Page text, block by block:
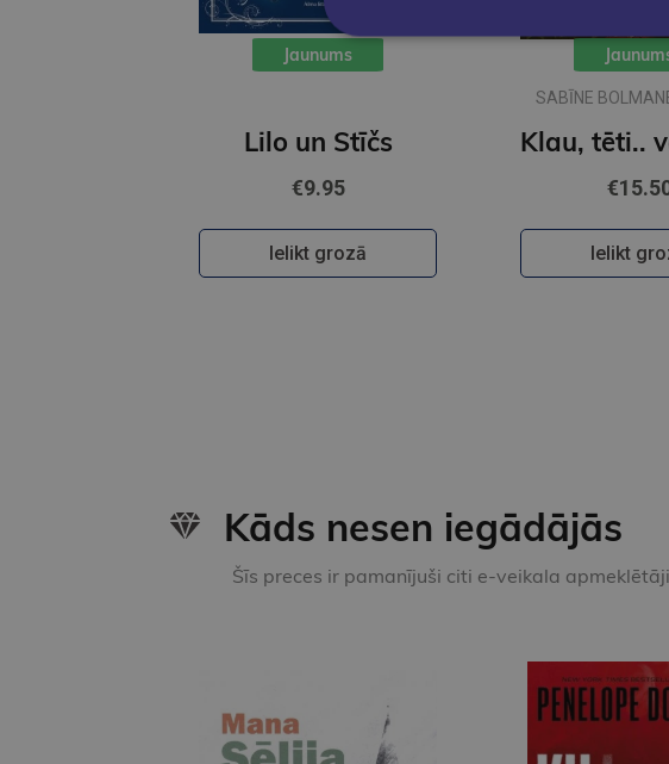
Jaunums
Lilo un Stīčs
€9.95
Ielikt grozā
SABĪNE
Ielikt
Kāds nesen iegādājās
Šīs preces ir pamanījuši citi e-veikala apmeklētāji